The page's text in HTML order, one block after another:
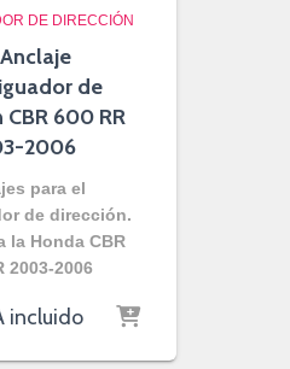
DE DIRECCIÓN
de
600 RR
2006
para el
de dirección.
la Honda CBR
2003-2006
incluido